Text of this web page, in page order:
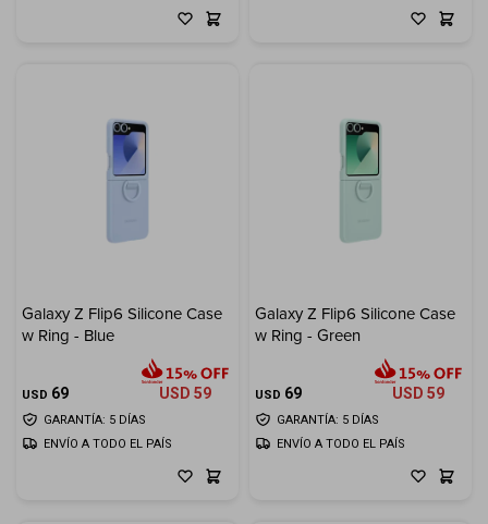
Galaxy Z Flip6 Silicone Case
w Ring - Blue
USD 69 USD 59
GARANTÍA: 5 DÍAS
ENVÍO A TODO EL PAÍS
Galaxy Z Flip6 Silicone Case
w Ring - Green
USD 69 USD 59
GARANTÍA: 5 DÍAS
ENVÍO A TODO EL PAÍS